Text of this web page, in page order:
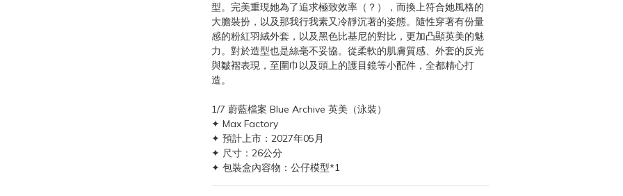
型。完美重現她為了追求極致效率（？），而換上符合她風格的
大膽裝扮，以及那我行我素又冷靜沉著的姿態。隨性穿著有份量
感的粉紅羽絨外套，以及黑色比基尼的對比，更加凸顯英美的魅
力。對於造型也是絲毫不妥協。從柔軟的肌膚質感、外套的反光
與皺褶表現，至圍巾以及頭上的護目鏡等小配件，全都精心打
造。
1/7 蔚藍檔案 Blue Archive 英美（泳裝）
✦ Max Factory
✦ 預計上市：2027年05月
✦ 尺寸：26公分
✦ 包裝盒內容物：公仔模型*1